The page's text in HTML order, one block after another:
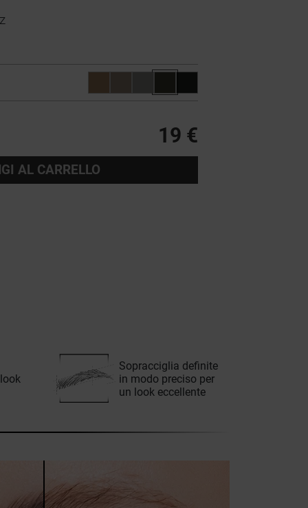
19 €
AL CARRELLO
Sopracciglia definite
in modo preciso per
un look eccellente